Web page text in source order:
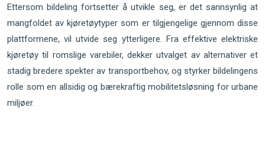
Ettersom bildeling fortsetter å utvikle seg, er det sannsynlig at
mangfoldet av kjøretøytyper som er tilgjengelige gjennom disse
plattformene, vil utvide seg ytterligere. Fra effektive elektriske
kjøretøy til romslige varebiler, dekker utvalget av alternativer et
stadig bredere spekter av transportbehov, og styrker bildelingens
rolle som en allsidig og bærekraftig mobilitetsløsning for urbane
miljøer.